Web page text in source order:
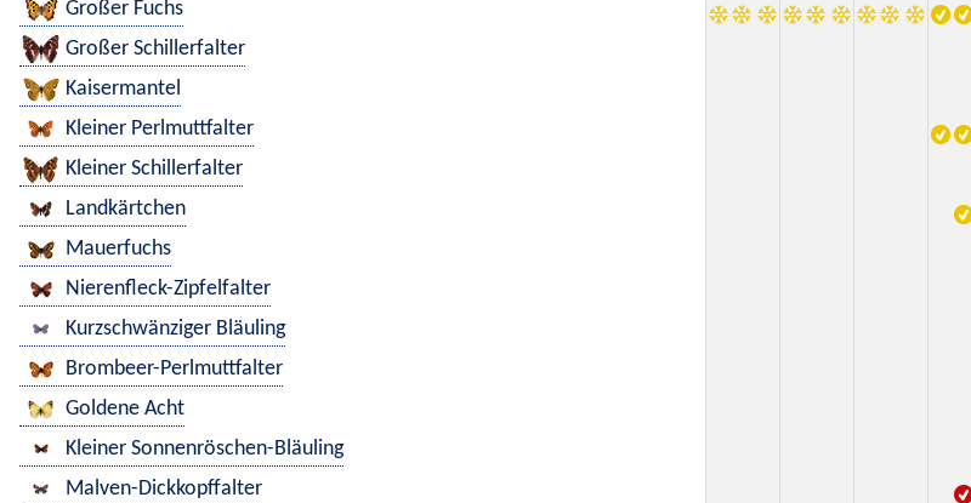
Großer Fuchs
Großer Schillerfalter
Kaisermantel
Kleiner Perlmuttfalter
Kleiner Schillerfalter
Landkärtchen
Mauerfuchs
Nierenfleck-Zipfelfalter
Kurzschwänziger Bläuling
Brombeer-Perlmuttfalter
Goldene Acht
Kleiner Sonnenröschen-Bläuling
Malven-Dickkopffalter